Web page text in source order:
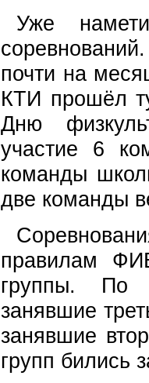
Уже
почти на
КТИ прошёл
Дню
участие 6
команды
две команды
правилам
группы. По
занявшие
занявшие
групп бились